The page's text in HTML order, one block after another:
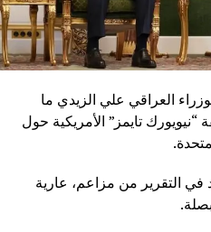
العراقي علي الزيدي ما
تايمز” الأمريكية حول
في التقرير من مزاعم، عارية